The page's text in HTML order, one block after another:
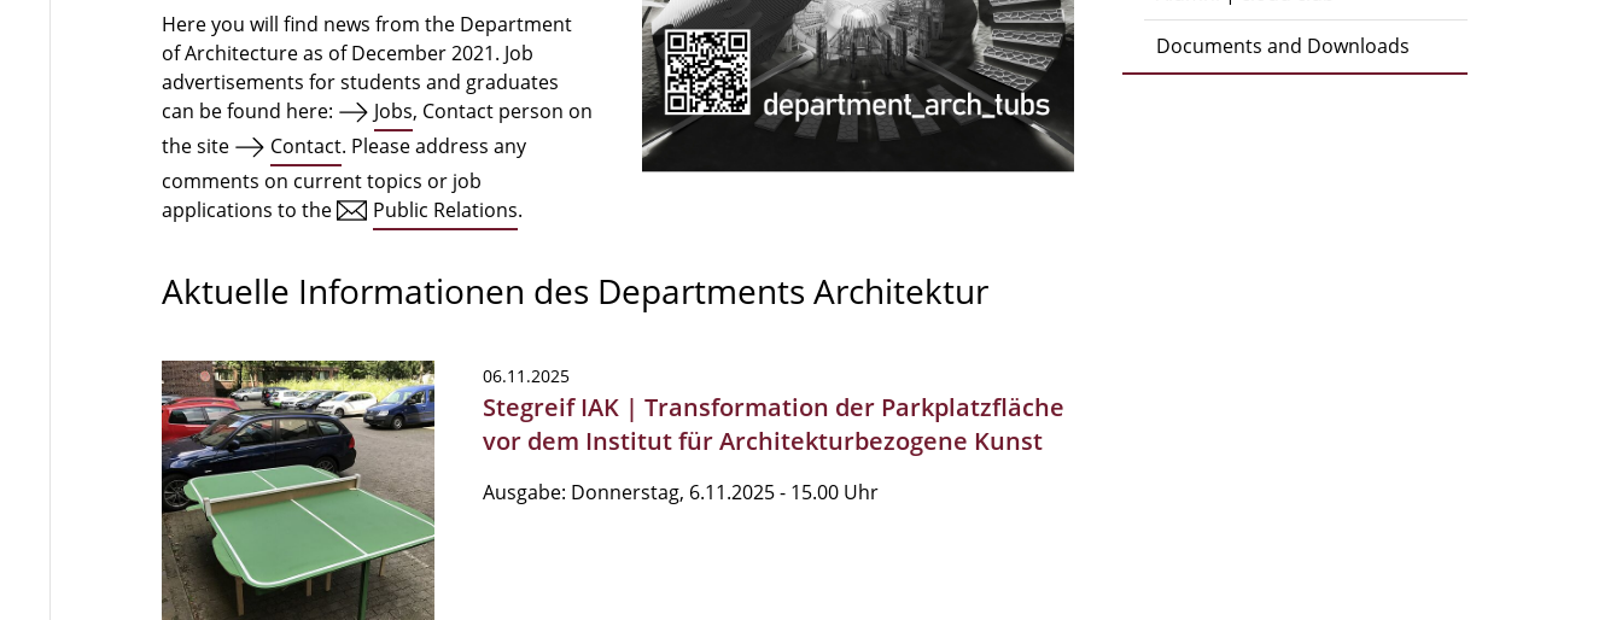
Documents and Downloads
Here you will find news from the Department
of Architecture as of December 2021. Job
advertisements for students and graduates
can be found here:
Jobs, Contact person on
the site
Contact. Please address any
comments on current topics or job
applications to the
Public Relations.
Aktuelle Informationen des Departments Architektur
06.11.2025
Stegreif IAK | Transformation der Parkplatzfläche
vor dem Institut für Architekturbezogene Kunst
Ausgabe: Donnerstag, 6.11.2025 - 15.00 Uhr